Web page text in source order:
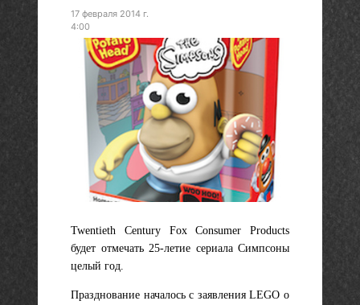
17 февраля 2014 г.
4:00
Twentieth Century Fox Consumer Products
будет отмечать 25-летие сериала Симпсоны
целый год.
Празднование началось с заявления LEGO о